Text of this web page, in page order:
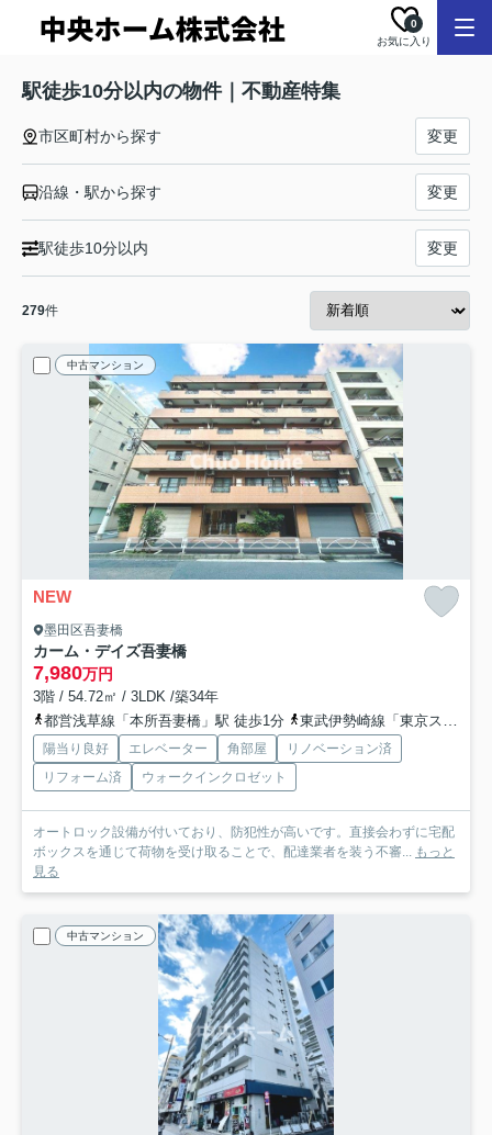
お気に入り
0
駅徒歩10分以内の物件｜不動産特集
市区町村から探す 変更
沿線・駅から探す 変更
駅徒歩10分以内 変更
279件
中古マンション
NEW
墨田区吾妻橋
カーム・デイズ吾妻橋
7,980万円
3階 / 54.72㎡ / 3LDK /築34年
都営浅草線「本所吾妻橋」駅 徒歩1分
東武伊勢崎線「東京スカイツリー」駅 徒歩7分
陽当り良好 エレベーター 角部屋
リノベーション済
リフォーム済
ウォークインクロゼット
オートロック設備が付いており、防犯性が高いです。直接会わずに宅配
ボックスを通じて荷物を受け取ることで、配達業者を装う不審... もっと
見る
中古マンション